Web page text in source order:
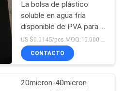
La bolsa de plástico
soluble en agua fría
disponible de PVA para el
polvo sólido agrícola
US $0.0145/pcs MOQ:10.000 PC
CONTACTO
20micron-40micron